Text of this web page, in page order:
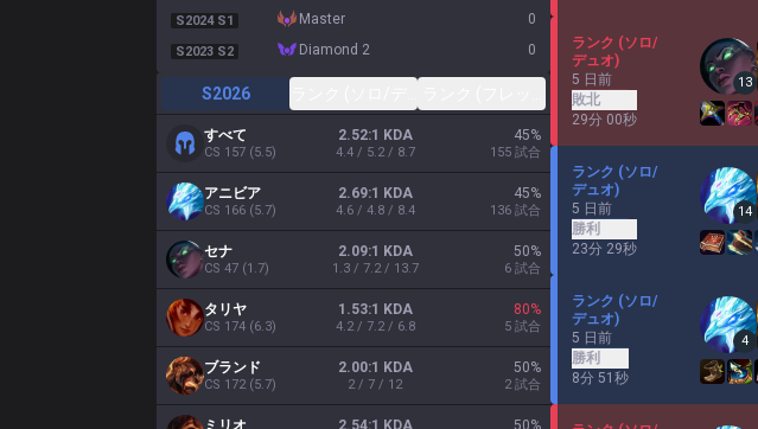
S2024 S1 master 0
S2023 S2 diamond 2 0
S2026
すべて
CS 157 (5.5)
2.52:1 KDA
4.4 / 5.2 / 8.7
45%
155 試合
アニビア
CS 166 (5.7)
2.69:1 KDA
4.6 / 4.8 / 8.4
45%
136 試合
セナ
CS 47 (1.7)
2.09:1 KDA
1.3 / 7.2 / 13.7
50%
6 試合
タリヤ
CS 174 (6.3)
1.53:1 KDA
4.2 / 7.2 / 6.8
80%
5 試合
ブランド
CS 172(5.7)
2.00:1 KDA
2 / 7 / 12
50%
2 試合
ミリオ 2.54:1 KDA 50%
ランク (ソロ/
デュオ)
5 日前
敗北
29分 00秒
13
ランク (ソロ/
デュオ)
5 日前
勝利
23分 29秒
14
ランク (ソロ/
デュオ)
5 日前
勝利
8分 51秒
4